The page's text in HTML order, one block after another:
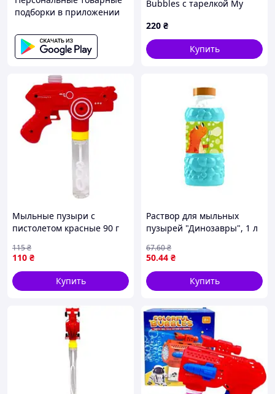
подборки в приложении
Bubbles с тарелкой My
450 мл
220 ₴
Купить
Мыльные пузыри с
пистолетом красные 90 г
активных игр на свежем
воздухе
110 ₴
115₴
Купить
Раствор для мыльных
пузырей "Динозавры", 1 л
50.44 ₴
67.60₴
Купить